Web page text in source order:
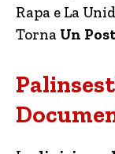
Rapa e La
Torna Un